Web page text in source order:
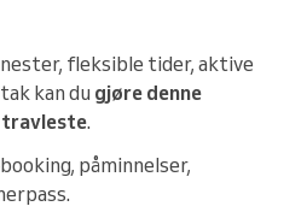
fleksible tider, aktive
kan du gjøre denne
travleste.
påminnelser,